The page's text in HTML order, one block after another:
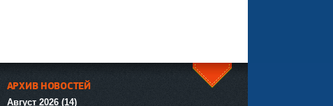
АРХИВ НОВОСТЕЙ
Август 2026 (14)